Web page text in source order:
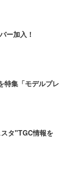
ー加入！
特集「モデルプレ
タ"TGC情報を